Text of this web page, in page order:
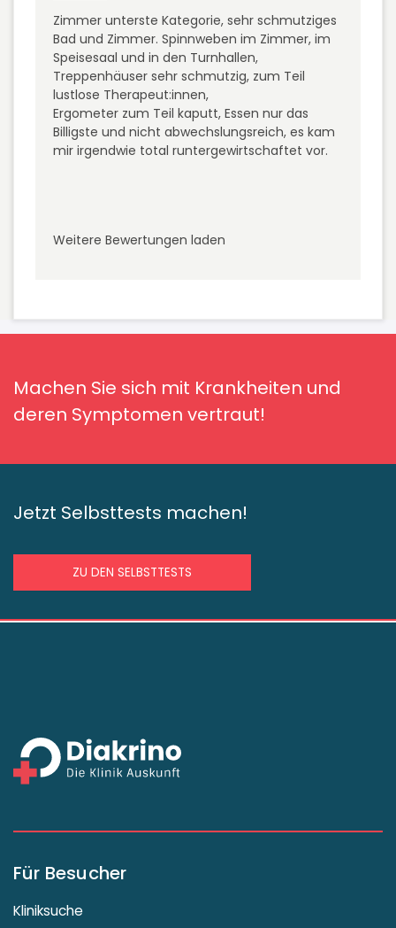
Zimmer unterste Kategorie, sehr schmutziges
Bad und Zimmer. Spinnweben im Zimmer, im
Speisesaal und in den Turnhallen,
Treppenhäuser sehr schmutzig, zum Teil
lustlose Therapeut:innen,
Ergometer zum Teil kaputt, Essen nur das
Billigste und nicht abwechslungsreich, es kam
mir irgendwie total runtergewirtschaftet vor.
Weitere Bewertungen laden
Machen Sie sich mit Krankheiten und
deren Symptomen vertraut!
Jetzt Selbsttests machen!
ZU DEN SELBSTTESTS
Für Besucher
Kliniksuche